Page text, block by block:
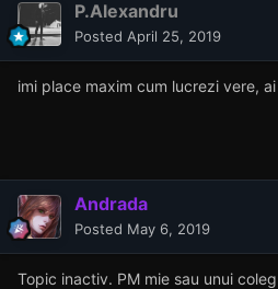
P.Alexandru
Posted April 25, 2019
imi place maxim cum lucrezi vere,
Andrada
Posted May 6, 2019
Topic inactiv. PM mie sau unui